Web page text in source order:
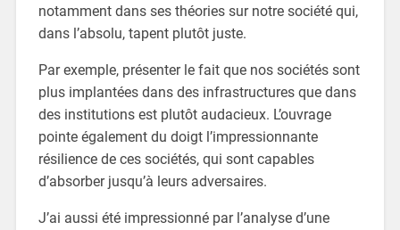
notamment dans ses théories sur notre société qui,
dans l’absolu, tapent plutôt juste.
Par exemple, présenter le fait que nos sociétés sont
plus implantées dans des infrastructures que dans
des institutions est plutôt audacieux. L’ouvrage
pointe également du doigt l’impressionnante
résilience de ces sociétés, qui sont capables
d’absorber jusqu’à leurs adversaires.
J’ai aussi été impressionné par l’analyse d’une